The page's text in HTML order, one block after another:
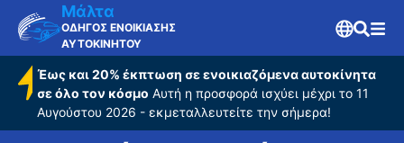
Μάλτα
ΟΔΗΓΟΣ ΕΝΟΙΚΙΑΣΗΣ
ΑΥΤΟΚΙΝΗΤΟΥ
Έως και 20% έκπτωση σε ενοικιαζόμενα αυτοκίνητα
σε όλο τον κόσμο Αυτή η προσφορά ισχύει μέχρι το 11
Αυγούστου 2026 - εκμεταλλευτείτε την σήμερα!